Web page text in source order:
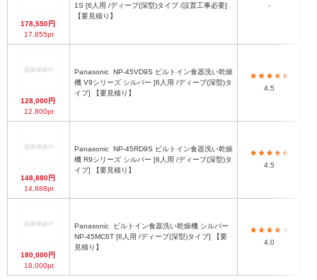
178,550円
17,855pt
1S [6人用 /ディープ(深型)タイプ /設置工事必要]
【要見積り】
-
128,000円
12,800pt
Panasonic
機 V9シリーズ シルバー [6人用 /ディープ(深型)タ
イプ] 【要見積り】
4.5
148,880円
14,888pt
Panasonic
機 R9シリーズ シルバー [6人用 /ディープ(深型)タ
イプ] 【要見積り】
4.5
180,000円
18,000pt
Panasonic
NP-45MC6T [6人用 /ディープ(深型)タイプ] 【要
見積り】
4.0